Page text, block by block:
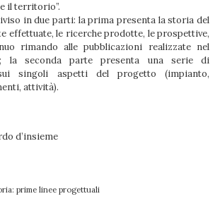
e il territorio”.
in due parti: la prima presenta la storia del
effettuate, le ricerche prodotte, le prospettive,
rimando alle pubblicazioni realizzate nel
la seconda parte presenta una serie di
singoli aspetti del progetto (impianto,
attività).
d’insieme
prime linee progettuali